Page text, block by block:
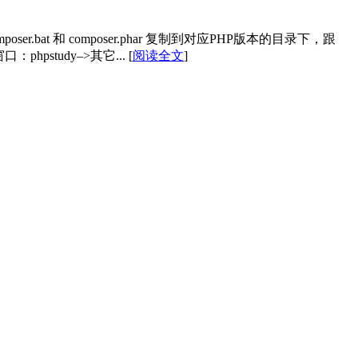
和 composer.phar 复制到对应PHP版本的目录下，跟
口：phpstudy–>其它... [阅读全文]